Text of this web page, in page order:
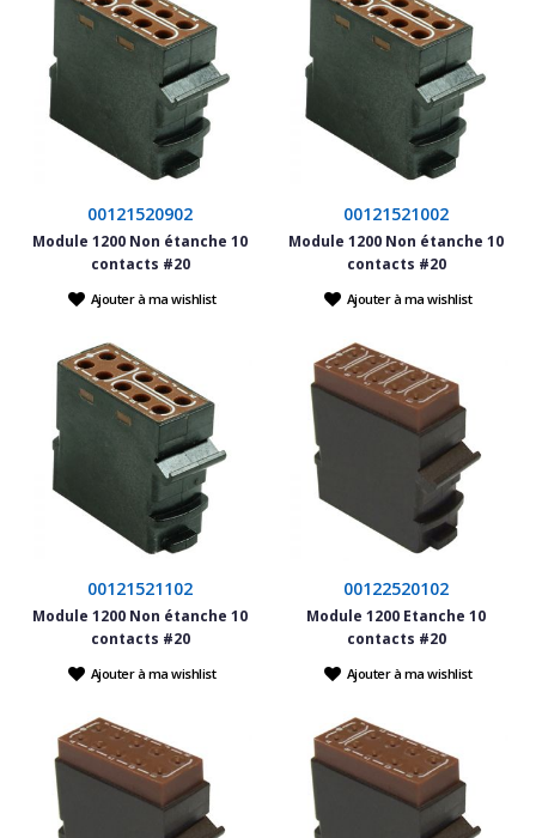
00121520902
Module 1200 Non étanche 10
contacts #20
Ajouter à ma wishlist
00121521002
Module 1200 Non étanche 10
contacts #20
Ajouter à ma wishlist
00121521102
Module 1200 Non étanche 10
contacts #20
Ajouter à ma wishlist
00122520102
Module 1200 Etanche 10
contacts #20
Ajouter à ma wishlist